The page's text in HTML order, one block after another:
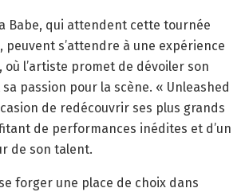
Babe, qui attendent cette tournée
peuvent s’attendre à une expérience
où l’artiste promet de dévoiler son
passion pour la scène. « Unleashed
de redécouvrir ses plus grands
de performances inédites et d’un
de son talent.
forger une place de choix dans